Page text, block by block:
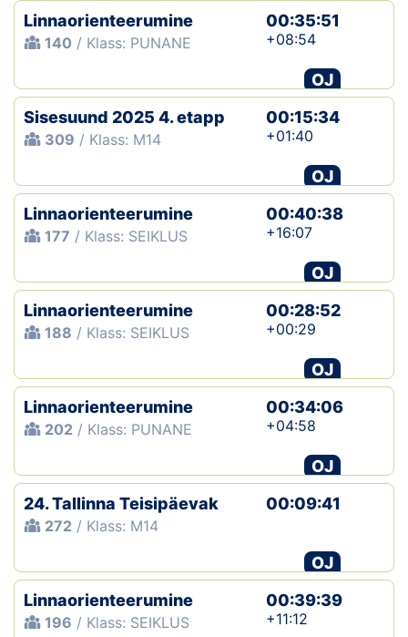
Linnaorienteerumine
140 / Klass: PUNANE
00:35:51
+08:54
OJ
Sisesuund 2025 4. etapp
309 / Klass: M14
00:15:34
+01:40
OJ
Linnaorienteerumine
177 / Klass: SEIKLUS
00:40:38
+16:07
OJ
Linnaorienteerumine
188 / Klass: SEIKLUS
00:28:52
+00:29
OJ
Linnaorienteerumine
202 / Klass: PUNANE
00:34:06
+04:58
OJ
24. Tallinna Teisipäevak
272 / Klass: M14
00:09:41
OJ
Linnaorienteerumine
196 / Klass: SEIKLUS
00:39:39
+11:12